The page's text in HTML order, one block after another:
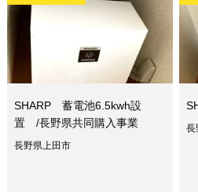
SHARP 蓄電池6.5kwh設
置 /長野県共同購入事業
長野県上田市
長